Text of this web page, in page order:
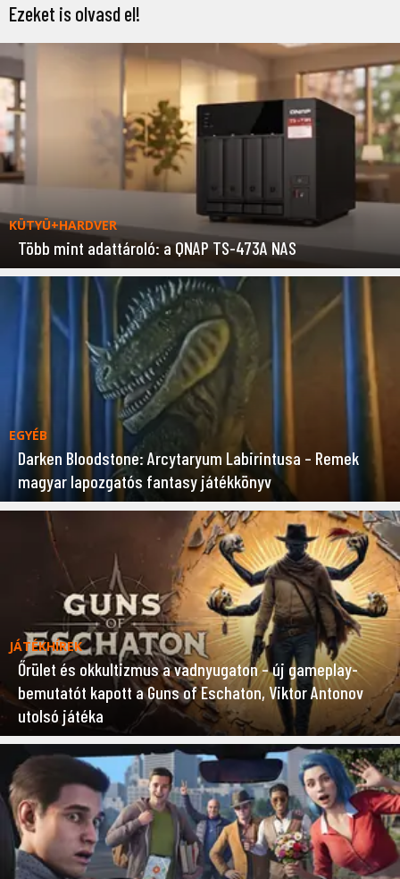
Ezeket is olvasd el!
KÜTYÜ+HARDVER
Több mint adattároló: a QNAP TS-473A NAS
EGYÉB
Darken Bloodstone: Arcytaryum Labirintusa – Remek
magyar lapozgatós fantasy játékkönyv
JÁTÉKHÍREK
Őrület és okkultizmus a vadnyugaton – új gameplay-
bemutatót kapott a Guns of Eschaton, Viktor Antonov
utolsó játéka